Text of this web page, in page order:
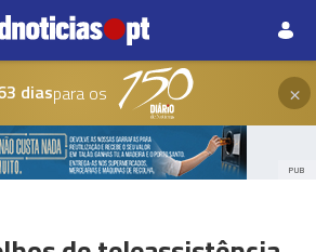
diaspara os ×
PUB